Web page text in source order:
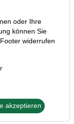
oder Ihre
können Sie
widerrufen
akzeptieren